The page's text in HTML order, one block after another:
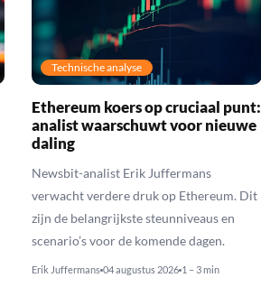
Technische analyse
Ethereum koers op cruciaal punt:
analist waarschuwt voor nieuwe
daling
Newsbit-analist Erik Juffermans
verwacht verdere druk op Ethereum. Dit
zijn de belangrijkste steunniveaus en
scenario’s voor de komende dagen.
Erik Juffermans 04 augustus 2026 1 – 3 min